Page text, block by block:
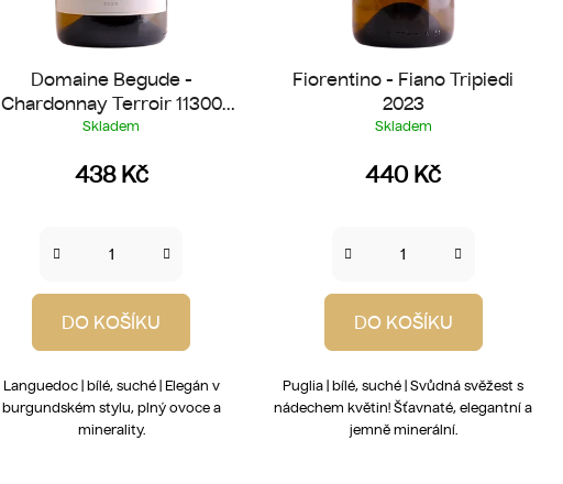
Domaine Begude -
Chardonnay Terroir 11300
2025
Skladem
438 Kč
DO KOŠÍKU
Languedoc | bílé, suché | Elegán v
burgundském stylu, plný ovoce a
minerality.
Fiorentino - Fiano Tripiedi
2023
Skladem
440 Kč
DO KOŠÍKU
Puglia | bílé, suché | Svůdná svěžest s
nádechem květin! Šťavnaté, elegantní a
jemně minerální.